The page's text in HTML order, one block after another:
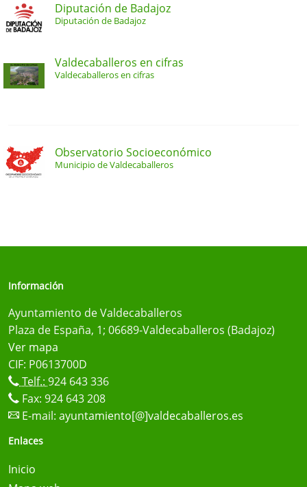
Diputación de Badajoz
Diputación de Badajoz
Valdecaballeros en cifras
Valdecaballeros en cifras
Observatorio Socioeconómico
Municipio de Valdecaballeros
Información
Ayuntamiento de Valdecaballeros
Plaza de España, 1; 06689-Valdecaballeros (Badajoz)
Ver mapa
CIF: P0613700D
Telf.: 924 643 336
Fax: 924 643 208
E-mail: ayuntamiento[@]valdecaballeros.es
Enlaces
Inicio